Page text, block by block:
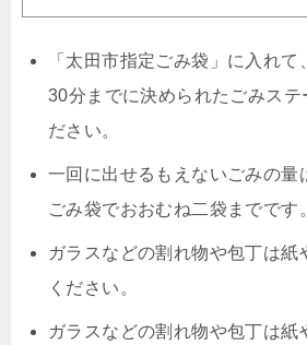
「太田市指定ごみ袋」に入れ
30分までに決められたごみステ
ださい。
一回に出せるもえないごみの量
ごみ袋でおおむね二袋までです。
ガラスなどの割れ物や包丁は紙
ください。
ガラスなどの割れ物や包丁は紙